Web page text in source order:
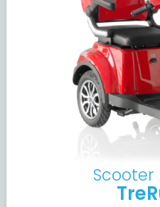
Scooter